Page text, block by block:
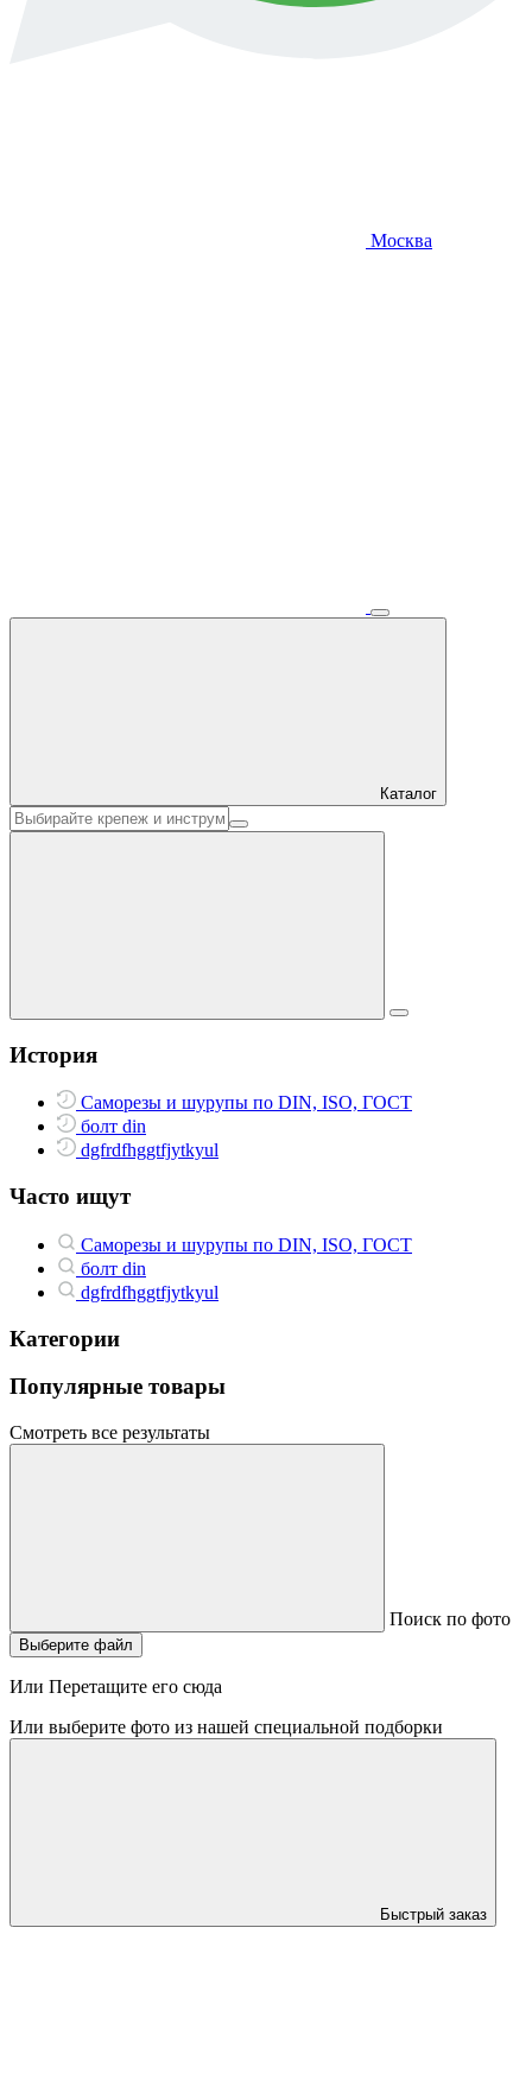
Москва
Каталог
История
Саморезы и шурупы по DIN, ISO, ГОСТ
болт din
dgfrdfhggtfjytkyul
Часто ищут
Саморезы и шурупы по DIN, ISO, ГОСТ
болт din
dgfrdfhggtfjytkyul
Категории
Популярные товары
Смотреть все результаты
Поиск по фото
Выберите файл
Или Перетащите его сюда
Или выберите фото из нашей специальной подборки
Быстрый заказ